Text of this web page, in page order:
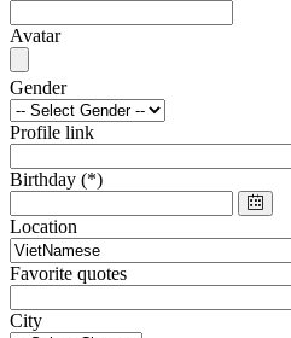
Avatar
Gender
Profile link
Birthday (*)
Location
Favorite quotes
City